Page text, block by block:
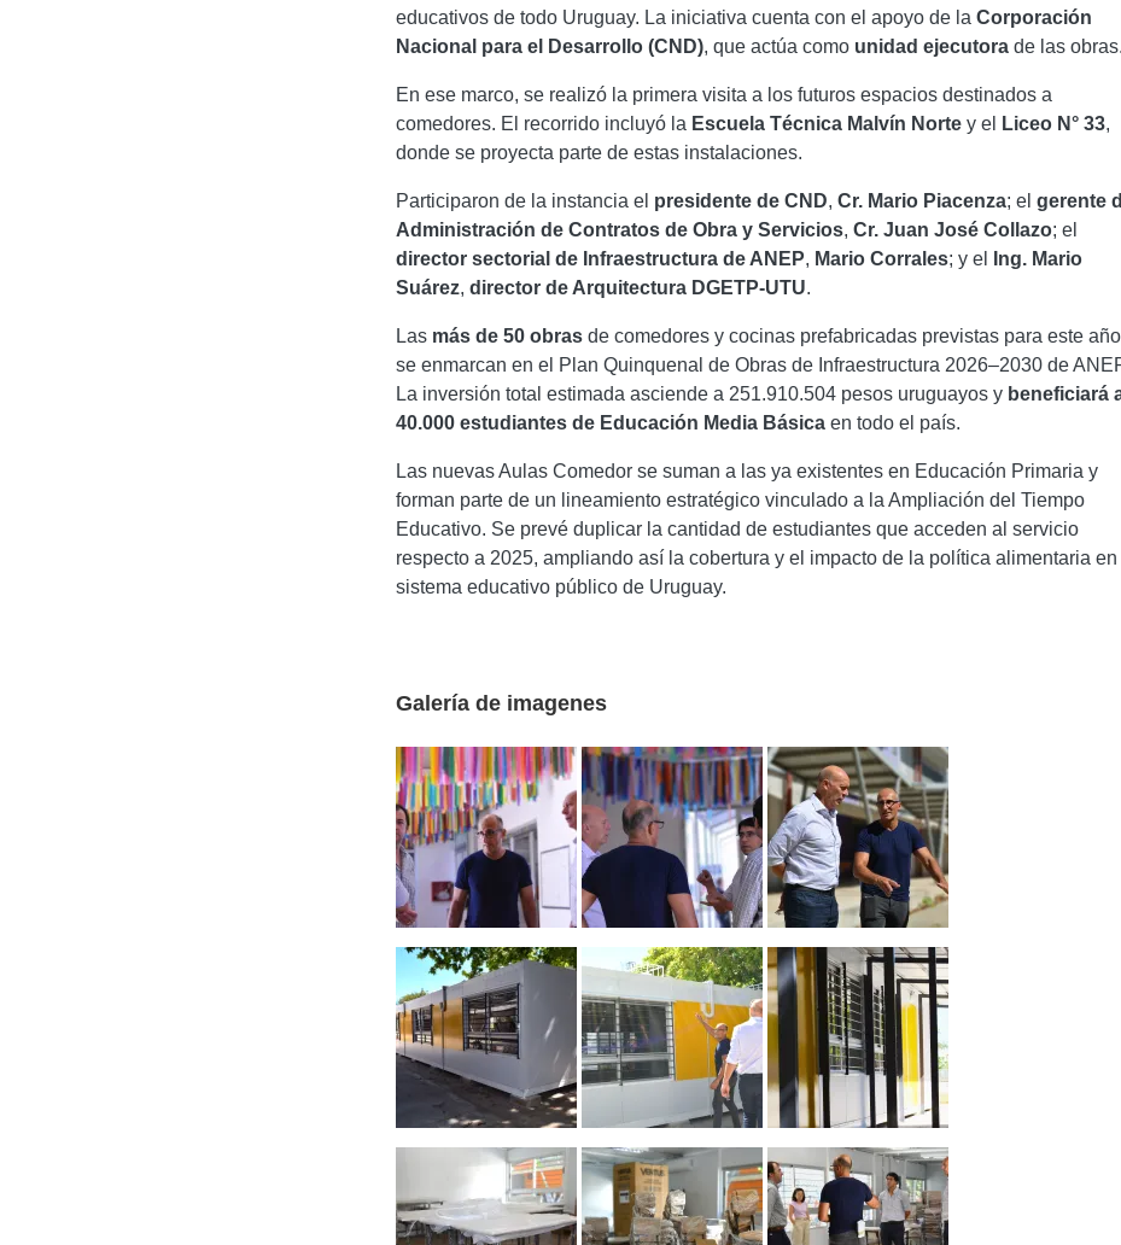
educativos de todo Uruguay. La iniciativa cuenta con el apoyo de la Corporación
Nacional para el Desarrollo (CND), que actúa como unidad ejecutorade las obras.
En ese marco, se realizó la primera visita a los futuros espacios destinados a
comedores. El recorrido incluyó la Escuela Técnica Malvín Nortey el Liceo N° 33,
donde se proyecta parte de estas instalaciones.
Participaron de la instancia el presidente de CND, Cr. Mario Piacenza; el gerente
Administración de Contratos de Obra y Servicios, Cr. Juan José Collazo; el
director sectorial de Infraestructura de ANEP, Mario Corrales; y el
Ing. Mario
Suárez, director de Arquitectura DGETP-UTU.
Las más de 50 obrasde comedores y cocinas prefabricadas previstas para este año
se enmarcan en el Plan Quinquenal de Obras de Infraestructura 2026–2030 de
La inversión total estimada asciende a 251.910.504 pesos uruguayos y beneficiará
40.000 estudiantes de Educación Media Básica en todo el país.
Las nuevas Aulas Comedor se suman a las ya existentes en Educación Primaria y
forman parte de un lineamiento estratégico vinculado a la Ampliación del Tiempo
Educativo. Se prevé duplicar la cantidad de estudiantes que acceden al servicio
respecto a 2025, ampliando así la cobertura y el impacto de la política alimentaria en
sistema educativo público de Uruguay.
Galería de imagenes